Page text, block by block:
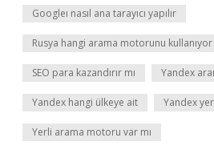
Googleı nasıl ana tarayıcı yapılır
Rusya hangi arama motorunu kullanıyor
SEO para kazandırır mı Yandex
Yandex hangi ülkeye ait Yandex
Yerli arama motoru var mı